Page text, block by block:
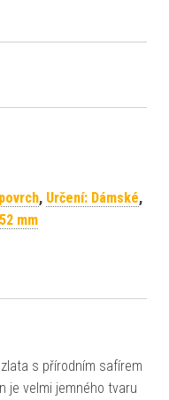
, Určení: Dámské,
mm
s přírodním safírem
je velmi jemného tvaru